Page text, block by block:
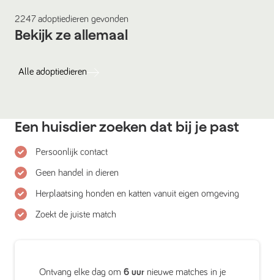
2247 adoptiedieren gevonden
Bekijk ze allemaal
Alle adoptiedieren
Een huisdier zoeken dat bij je past
Persoonlijk contact
Geen handel in dieren
Herplaatsing honden en katten vanuit eigen omgeving
Zoekt de juiste match
Ontvang elke dag om 6 uur nieuwe matches in je